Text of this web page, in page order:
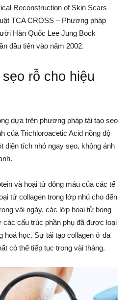
Reconstruction of Skin Scars
TCA CROSS – Phương pháp
Hàn Quốc Lee Jung Bock
đầu tiên vào năm 2002.
rỗ cho hiệu
dựa trên phương pháp tái tạo sẹo
của Trichloroacetic Acid nồng độ
diện tích nhỏ ngay sẹo, không ảnh
và hoại tử đông máu của các tế
tử collagen trong lớp nhú cho đến
vài ngày, các lớp hoại tử bong
các cấu trúc phần phụ đã được loại
hoá học. Sự tái tạo collagen ở da
có thể tiếp tục trong vài tháng.